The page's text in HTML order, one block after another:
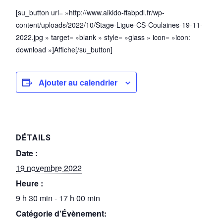
[su_button url= »http://www.aikido-ffabpdl.fr/wp-
content/uploads/2022/10/Stage-Ligue-CS-Coulaines-19-11-
2022.jpg » target= »blank » style= »glass » icon= »icon:
download »]Affiche[/su_button]
Ajouter au calendrier
DÉTAILS
Date :
19 novembre 2022
Heure :
9 h 30 min - 17 h 00 min
Catégorie d’Évènement: